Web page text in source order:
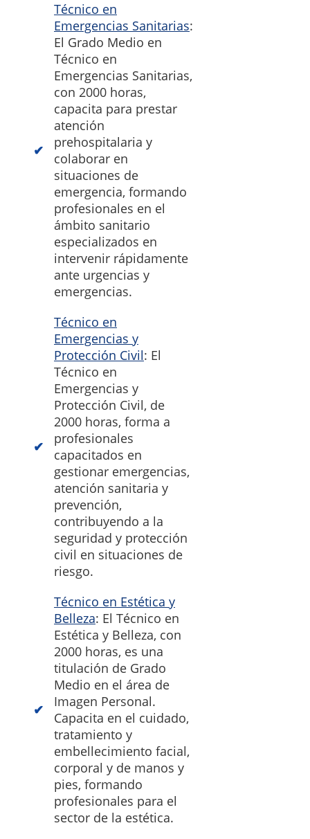
Técnico en
Emergencias Sanitarias:
El Grado Medio en
Técnico en
Emergencias Sanitarias,
con 2000 horas,
capacita para prestar
atención
prehospitalaria y
colaborar en
situaciones de
emergencia, formando
profesionales en el
ámbito sanitario
especializados en
intervenir rápidamente
ante urgencias y
emergencias.
Técnico en
Emergencias y
Protección Civil: El
Técnico en
Emergencias y
Protección Civil, de
2000 horas, forma a
profesionales
capacitados en
gestionar emergencias,
atención sanitaria y
prevención,
contribuyendo a la
seguridad y protección
civil en situaciones de
riesgo.
Técnico en Estética y
Belleza: El Técnico en
Estética y Belleza, con
2000 horas, es una
titulación de Grado
Medio en el área de
Imagen Personal.
Capacita en el cuidado,
tratamiento y
embellecimiento facial,
corporal y de manos y
pies, formando
profesionales para el
sector de la estética.